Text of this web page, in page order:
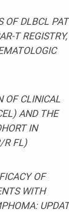
OF DLBCL
T
OF CLINICAL
AND THE
IN
R FL)
OF
WITH